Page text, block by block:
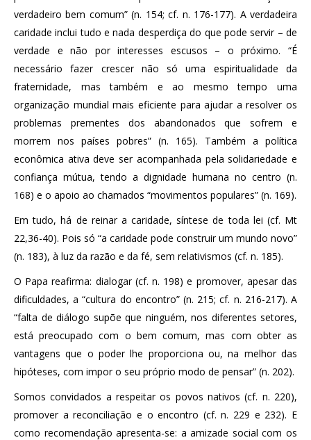
verdadeiro bem comum” (n. 154; cf. n. 176-177). A verdadeira
caridade inclui tudo e nada desperdiça do que pode servir – de
verdade e não por interesses escusos – o próximo. “É
necessário fazer crescer não só uma espiritualidade da
fraternidade, mas também e ao mesmo tempo uma
organização mundial mais eficiente para ajudar a resolver os
problemas prementes dos abandonados que sofrem e
morrem nos países pobres” (n. 165). Também a política
econômica ativa deve ser acompanhada pela solidariedade e
confiança mútua, tendo a dignidade humana no centro (n.
168) e o apoio ao chamados “movimentos populares” (n. 169).
Em tudo, há de reinar a caridade, síntese de toda lei (cf. Mt
22,36-40). Pois só “a caridade pode construir um mundo novo”
(n. 183), à luz da razão e da fé, sem relativismos (cf. n. 185).
O Papa reafirma: dialogar (cf. n. 198) e promover, apesar das
dificuldades, a “cultura do encontro” (n. 215; cf. n. 216-217). A
“falta de diálogo supõe que ninguém, nos diferentes setores,
está preocupado com o bem comum, mas com obter as
vantagens que o poder lhe proporciona ou, na melhor das
hipóteses, com impor o seu próprio modo de pensar” (n. 202).
Somos convidados a respeitar os povos nativos (cf. n. 220),
promover a reconciliação e o encontro (cf. n. 229 e 232). E
como recomendação apresenta-se: a amizade social com os